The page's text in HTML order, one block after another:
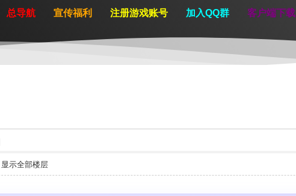
总导航 宣传福利 注册游戏账号 加入QQ群 客户端下载
显示全部楼层